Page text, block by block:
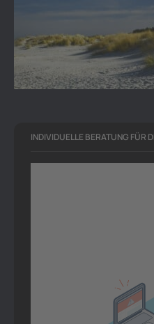
INDIVIDUELLE BERATUNG FÜR